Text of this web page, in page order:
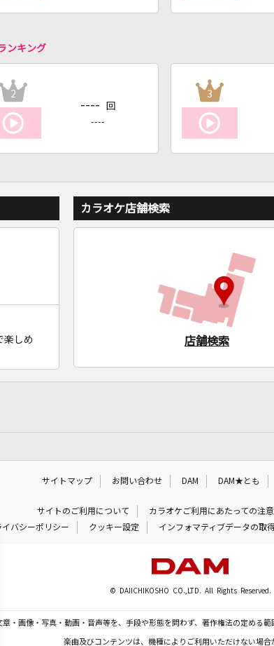
ンキング
2
---- 回
----
3
楽しめ
カラオケ店舗検索
店舗検索
サイトマップ お問い合わせ DAM DAM★とも
サイトのご利用について カラオケご利用にあたっての注
イバシーポリシー クッキー設定 インフォマティブデータの取
© DAIICHIKOSHO CO.,LTD. All Rights Reserved.
章・画像・写真・動画・音声等を、手段や形態を問わず、著作権法の定める
楽曲及びコンテンツは、機種によりご利用いただけない場合